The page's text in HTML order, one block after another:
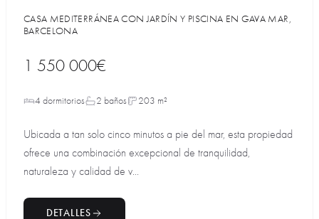
CASA MEDITERRÁNEA CON JARDÍN Y PISCINA EN GAVA MAR,
BARCELONA
1 550 000€
4 dormitorios 2 baños 203 m²
Ubicada a tan solo cinco minutos a pie del mar, esta propiedad
ofrece una combinación excepcional de tranquilidad,
naturaleza y calidad de v...
DETALLES